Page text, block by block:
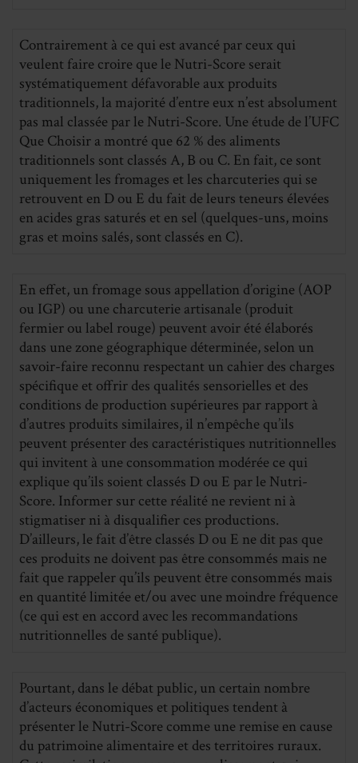
Contrairement à ce qui est avancé par ceux qui
veulent faire croire que le Nutri-Score serait
systématiquement défavorable aux produits
traditionnels, la majorité d’entre eux n’est absolument
pas mal classée par le Nutri-Score. Une étude de l’UFC
Que Choisir a montré que 62 % des aliments
traditionnels sont classés A, B ou C. En fait, ce sont
uniquement les fromages et les charcuteries qui se
retrouvent en D ou E du fait de leurs teneurs élevées
en acides gras saturés et en sel (quelques-uns, moins
gras et moins salés, sont classés en C).
En effet, un fromage sous appellation d’origine (AOP
ou IGP) ou une charcuterie artisanale (produit
fermier ou label rouge) peuvent avoir été élaborés
dans une zone géographique déterminée, selon un
savoir-faire reconnu respectant un cahier des charges
spécifique et offrir des qualités sensorielles et des
conditions de production supérieures par rapport à
d’autres produits similaires, il n’empêche qu’ils
peuvent présenter des caractéristiques nutritionnelles
qui invitent à une consommation modérée ce qui
explique qu’ils soient classés D ou E par le Nutri-
Score. Informer sur cette réalité ne revient ni à
stigmatiser ni à disqualifier ces productions.
D’ailleurs, le fait d’être classés D ou E ne dit pas que
ces produits ne doivent pas être consommés mais ne
fait que rappeler qu’ils peuvent être consommés mais
en quantité limitée et/ou avec une moindre fréquence
(ce qui est en accord avec les recommandations
nutritionnelles de santé publique).
Pourtant, dans le débat public, un certain nombre
d’acteurs économiques et politiques tendent à
présenter le Nutri-Score comme une remise en cause
du patrimoine alimentaire et des territoires ruraux.